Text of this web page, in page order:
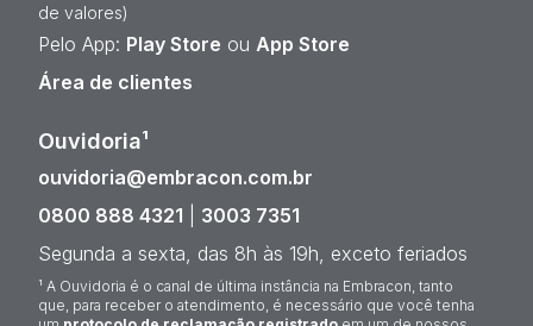
de valores)
Pelo App: Play Store ou App Store
Área de clientes
Ouvidoria¹
ouvidoria@embracon.com.br
0800 888 4321
3003 7351
Segunda a sexta, das 8h às 19h, exceto feriados
¹ A Ouvidoria é o canal de última instância na Embracon, tanto
que, para receber o atendimento, é necessário que você tenha